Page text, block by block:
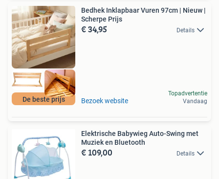
De beste prijs
Bedhek Inklapbaar Vuren 97cm | Nieuw |
Scherpe Prijs
€ 34,95 Details
Bezoek website
Topadvertentie
Vandaag
Elektrische Babywieg Auto-Swing met
Muziek en Bluetooth
€ 109,00 Details